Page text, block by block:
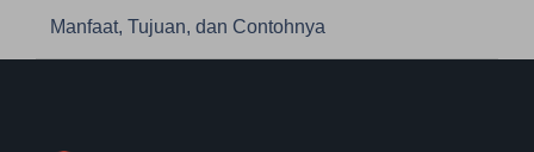
Manfaat, Tujuan, dan Contohnya